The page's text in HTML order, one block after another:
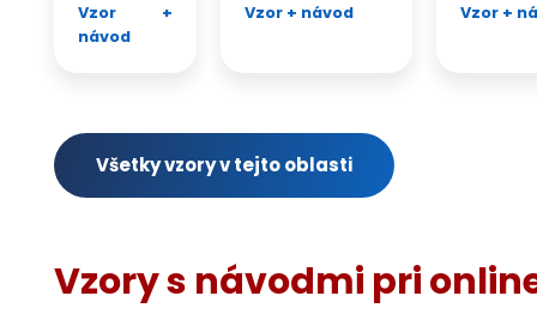
Vzor +
návod
riadnej, resp.
spoločnosti
a rozhodnutie
o rozdelení
zisku
Vzor + návod Vzor +
Všetky vzory v tejto oblasti
Vzory s návodmi pri